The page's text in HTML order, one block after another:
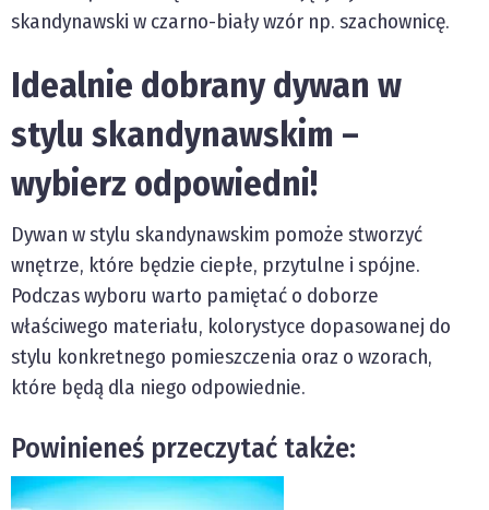
skandynawski w czarno-biały wzór np. szachownicę.
Idealnie dobrany dywan w
stylu skandynawskim –
wybierz odpowiedni!
Dywan w stylu skandynawskim pomoże stworzyć
wnętrze, które będzie ciepłe, przytulne i spójne.
Podczas wyboru warto pamiętać o doborze
właściwego materiału, kolorystyce dopasowanej do
stylu konkretnego pomieszczenia oraz o wzorach,
które będą dla niego odpowiednie.
Powinieneś przeczytać także: